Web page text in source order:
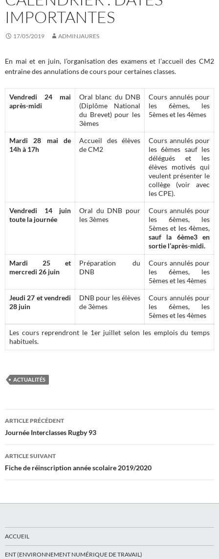
IMPORTANTES
17/05/2019 ADMINJAURES
En mai et en juin, l’organisation des examens et l’accueil des CM2
entraine des annulations de cours pour certaines classes.
Vendredi 24 mai
après-midi
Oral blanc du DNB
(Diplôme National
du Brevet) pour les
3èmes
Cours annulés pour
les 6èmes, les
5èmes et les 4èmes
Mardi 28 mai de
14h à 17h
Accueil des élèves
de CM2
Cours annulés pour
les 6èmes sauf les
délégués et les
élèves motivés qui
veulent présenter le
collège (voir avec
les CPE).
Vendredi 14 juin
toute la journée
Oral du DNB pour
les 3èmes
Cours annulés pour
les 6èmes, les
5èmes et les 4èmes,
sauf la 6ème3 en
sortie l’après-midi.
Mardi 25 et
mercredi 26 juin
Préparation du
DNB
Cours annulés pour
les 6èmes, les
5èmes et les 4èmes
Jeudi 27 et vendredi
28 juin
DNB pour les élèves
de 3èmes
Cours annulés pour
les 6èmes, les
5èmes et les 4èmes
Les cours reprendront le 1er juillet selon les emplois du temps
habituels.
ACTUALITÉS
Navigation
des
articles
ARTICLE PRÉCÉDENT
Journée Interclasses Rugby 93
ARTICLE SUIVANT
Fiche de réinscription année scolaire 2019/2020
ACCUEIL
ENT (ENVIRONNEMENT NUMÉRIQUE DE TRAVAIL)